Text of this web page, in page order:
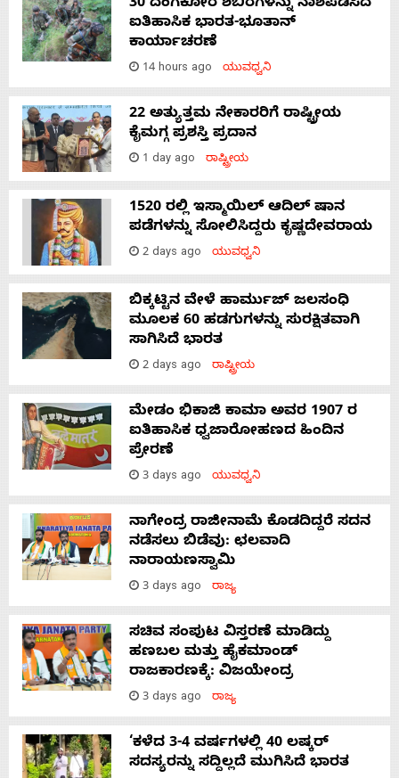
30 ದಂಗೆಕೋರ ಶಿಬಿರಗಳನ್ನು ನಾಶಪಡಿಸಿದ
ಐತಿಹಾಸಿಕ ಭಾರತ-ಭೂತಾನ್
ಕಾರ್ಯಾಚರಣೆ
14 hours ago ಯುವಧ್ವನಿ
22 ಅತ್ಯುತ್ತಮ ನೇಕಾರರಿಗೆ ರಾಷ್ಟ್ರೀಯ
ಕೈಮಗ್ಗ ಪ್ರಶಸ್ತಿ ಪ್ರದಾನ
1 day ago ರಾಷ್ಟ್ರೀಯ
1520 ರಲ್ಲಿ ಇಸ್ಮಾಯಿಲ್ ಆದಿಲ್ ಷಾನ
ಪಡೆಗಳನ್ನು ಸೋಲಿಸಿದ್ದರು ಕೃಷ್ಣದೇವರಾಯ
2 days ago ಯುವಧ್ವನಿ
ಬಿಕ್ಕಟ್ಟಿನ ವೇಳೆ ಹಾರ್ಮುಜ್ ಜಲಸಂಧಿ
ಮೂಲಕ 60 ಹಡಗುಗಳನ್ನು ಸುರಕ್ಷಿತವಾಗಿ
ಸಾಗಿಸಿದೆ ಭಾರತ
2 days ago ರಾಷ್ಟ್ರೀಯ
ಮೇಡಂ ಭಿಕಾಜಿ ಕಾಮಾ ಅವರ 1907 ರ
ಐತಿಹಾಸಿಕ ಧ್ವಜಾರೋಹಣದ ಹಿಂದಿನ
ಪ್ರೇರಣೆ
3 days ago ಯುವಧ್ವನಿ
ನಾಗೇಂದ್ರ ರಾಜೀನಾಮೆ ಕೊಡದಿದ್ದರೆ ಸದನ
ನಡೆಸಲು ಬಿಡೆವು: ಛಲವಾದಿ
ನಾರಾಯಣಸ್ವಾಮಿ
3 days ago ರಾಜ್ಯ
ಸಚಿವ ಸಂಪುಟ ವಿಸ್ತರಣೆ ಮಾಡಿದ್ದು
ಹಣಬಲ ಮತ್ತು ಹೈಕಮಾಂಡ್
ರಾಜಕಾರಣಕ್ಕೆ: ವಿಜಯೇಂದ್ರ
3 days ago ರಾಜ್ಯ
‘ಕಳೆದ 3-4 ವರ್ಷಗಳಲ್ಲಿ 40 ಲಷ್ಕರ್
ಸದಸ್ಯರನ್ನು ಸದ್ದಿಲ್ಲದೆ ಮುಗಿಸಿದೆ ಭಾರತ